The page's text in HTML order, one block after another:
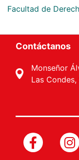
Facultad de
Contáctanos
Monseñor
Las